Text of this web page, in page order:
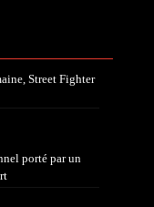
Street Fighter
porté par un